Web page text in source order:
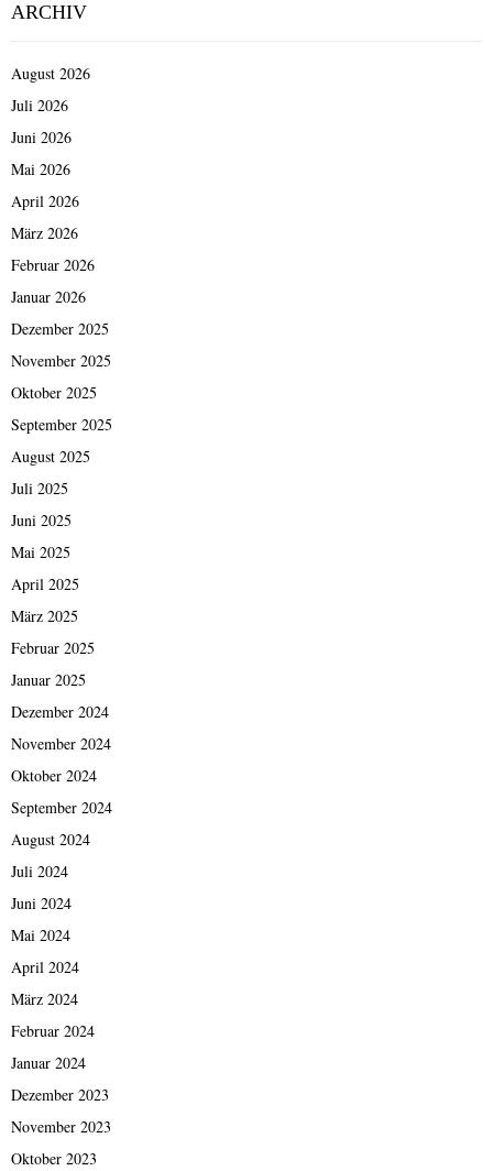
ARCHIV
August 2026
Juli 2026
Juni 2026
Mai 2026
April 2026
März 2026
Februar 2026
Januar 2026
Dezember 2025
November 2025
Oktober 2025
September 2025
August 2025
Juli 2025
Juni 2025
Mai 2025
April 2025
März 2025
Februar 2025
Januar 2025
Dezember 2024
November 2024
Oktober 2024
September 2024
August 2024
Juli 2024
Juni 2024
Mai 2024
April 2024
März 2024
Februar 2024
Januar 2024
Dezember 2023
November 2023
Oktober 2023